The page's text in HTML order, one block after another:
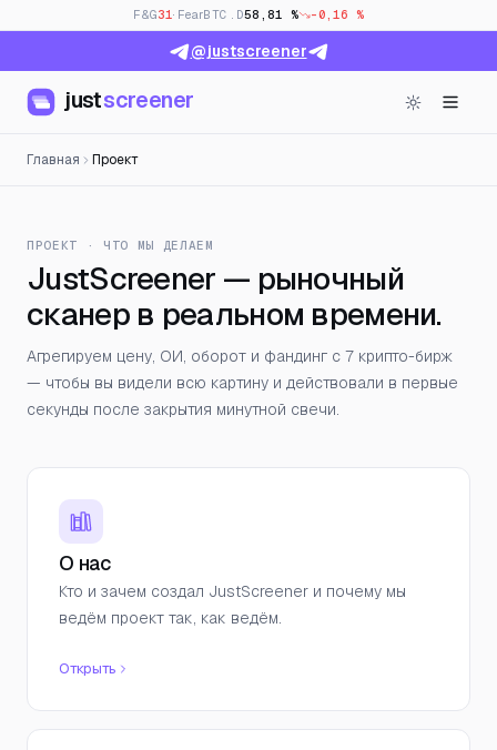
F&G31· FearBTC.D58,81 % -0,16 %
@justscreener
justscreener
Главная Проект
ПРОЕКТ · ЧТО МЫ ДЕЛАЕМ
JustScreener — рыночный
сканер в реальном времени.
Агрегируем цену, ОИ, оборот и фандинг с 7 крипто-бирж
— чтобы вы видели всю картину и действовали в первые
секунды после закрытия минутной свечи.
О нас
Кто и зачем создал JustScreener и почему мы
ведём проект так, как ведём.
Открыть